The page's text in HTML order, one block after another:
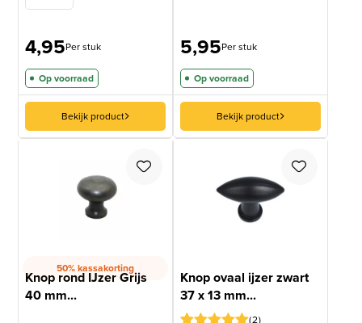
4,95Per stuk
Op voorraad
Bekijk product
5,95Per stuk
Op voorraad
Bekijk product
50% kassakorting
Knop rond IJzer Grijs
40 mm...
Knop ovaal ijzer zwart
37 x 13 mm...
2